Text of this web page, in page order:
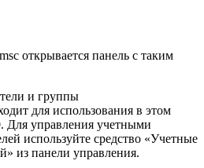
открывается панель с таким
и группы
для использования в этом
Для управления учетными
используйте средство «Учетные
из панели управления.